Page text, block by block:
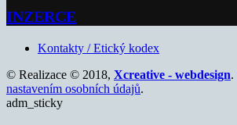
INZERCE
Kontakty / Etický kodex
© Realizace © 2018, Xcreative - webdesign. |
nastavením osobních údajů.
adm_sticky